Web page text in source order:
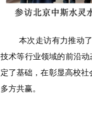
本次走访有力推动
技术等行业领域的前沿动
定了基础，在彰显高校
多方共赢。